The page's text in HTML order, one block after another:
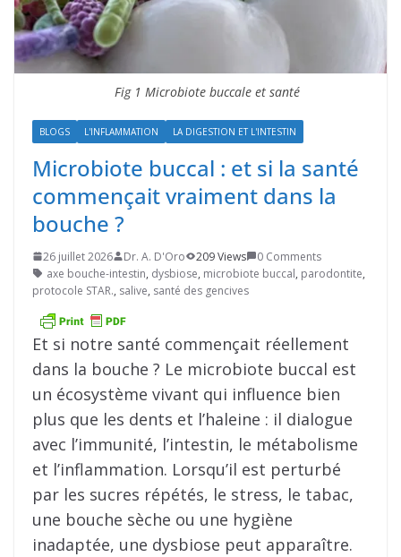
Fig 1 Microbiote buccale et santé
BLOGS L'INFLAMMATION LA DIGESTION ET L'INTESTIN
Microbiote buccal : et si la santé
commençait vraiment dans la
bouche ?
26 juillet 2026 Dr. A. D'Oro 209 Views
0 Comments
axe bouche-intestin, dysbiose, microbiote buccal, parodontite,
protocole STAR., salive, santé des gencives
Et si notre santé commençait réellement
dans la bouche ? Le microbiote buccal est
un écosystème vivant qui influence bien
plus que les dents et l’haleine : il dialogue
avec l’immunité, l’intestin, le métabolisme
et l’inflammation. Lorsqu’il est perturbé
par les sucres répétés, le stress, le tabac,
une bouche sèche ou une hygiène
inadaptée, une dysbiose peut apparaître.